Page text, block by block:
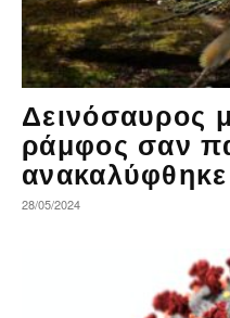
Δεινόσαυρος
ράμφος σαν
28/05/2024